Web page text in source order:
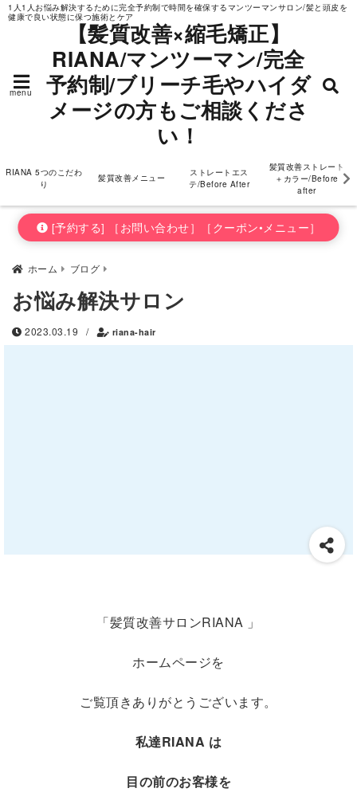
1人1人お悩み解決するために完全予約制で時間を確保するマンツーマンサロン/髪と頭皮を
健康で良い状態に保つ施術とケア
menu
【髪質改善×縮毛矯正】
RIANA/マンツーマン/完全
予約制/ブリーチ毛やハイダ
メージの方もご相談くださ
い！
RIANA 5つのこだわ
り
髪質改善メニュー
ストレートエス
テ/Before After
髪質改善ストレート
＋カラー/Before
after
[予約する] ［お問い合わせ］［クーポン•メニュー］
ホーム ブログ
お悩み解決サロン
2023.03.19 / riana-hair
「髪質改善サロンRIANA 」
ホームページを
ご覧頂きありがとうございます。
私達RIANA は
目の前のお客様を
ダメージの方もご相
談ください！